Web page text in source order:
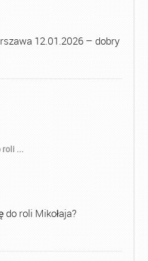
12.01.2026 – dobry
roli ...
roli Mikołaja?